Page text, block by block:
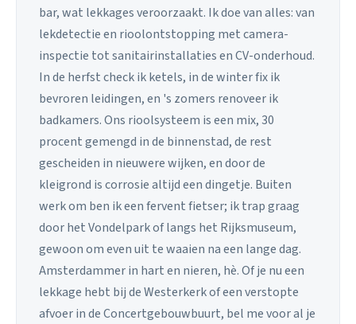
bar, wat lekkages veroorzaakt. Ik doe van alles: van
lekdetectie en rioolontstopping met camera-
inspectie tot sanitairinstallaties en CV-onderhoud.
In de herfst check ik ketels, in de winter fix ik
bevroren leidingen, en 's zomers renoveer ik
badkamers. Ons rioolsysteem is een mix, 30
procent gemengd in de binnenstad, de rest
gescheiden in nieuwere wijken, en door de
kleigrond is corrosie altijd een dingetje. Buiten
werk om ben ik een fervent fietser; ik trap graag
door het Vondelpark of langs het Rijksmuseum,
gewoon om even uit te waaien na een lange dag.
Amsterdammer in hart en nieren, hè. Of je nu een
lekkage hebt bij de Westerkerk of een verstopte
afvoer in de Concertgebouwbuurt, bel me voor al je